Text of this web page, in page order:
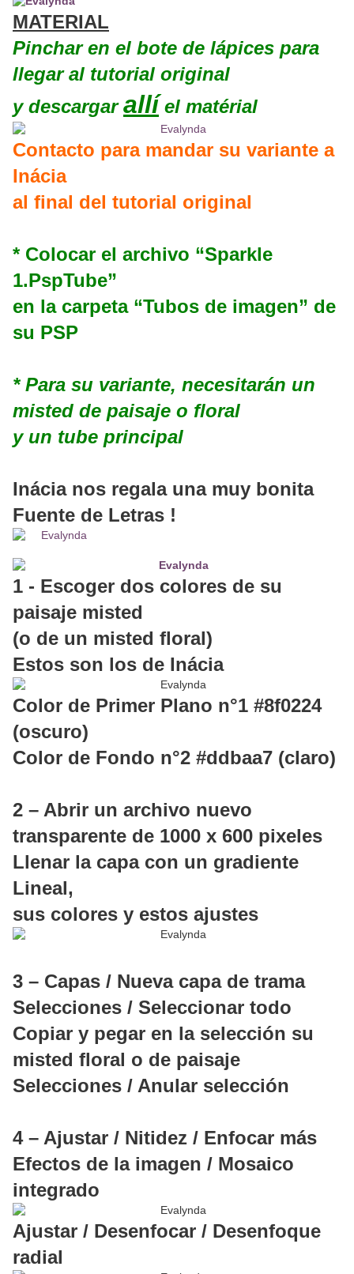
MATERIAL
Pinchar en el bote de lápices para
llegar al tutorial original
y descargarallí el matérial
Contacto para mandar su variante a
Inácia
al final del tutorial original
* Colocar el archivo “Sparkle
1.PspTube”
en la carpeta “Tubos de imagen” de
su PSP
* Para su variante, necesitarán un
misted de paisaje o floral
y un tube principal
Inácia nos regala una muy bonita
Fuente de Letras !
1 - Escoger dos colores de su
paisaje misted
(o de un misted floral)
Estos son los de Inácia
Color de Primer Plano n°1 #8f0224
(oscuro)
Color de Fondo n°2 #ddbaa7 (claro)
2 – Abrir un archivo nuevo
transparente de 1000 x 600 pixeles
Llenar la capa con un gradiente
Lineal,
sus colores y estos ajustes
3 – Capas / Nueva capa de trama
Selecciones / Seleccionar todo
Copiar y pegar en la selección su
misted floral o de paisaje
Selecciones / Anular selección
4 – Ajustar / Nitidez / Enfocar más
Efectos de la imagen / Mosaico
integrado
Ajustar / Desenfocar / Desenfoque
radial